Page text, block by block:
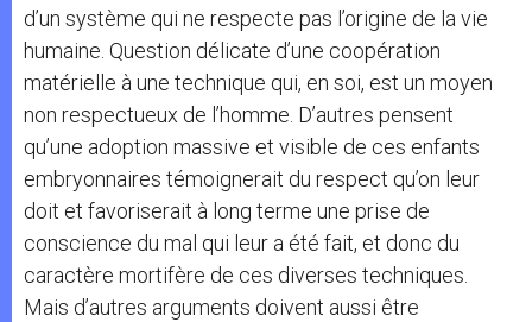
d’un système qui ne respecte pas l’origine de la vie
humaine. Question délicate d’une coopération
matérielle à une technique qui, en soi, est un moyen
non respectueux de l’homme. D’autres pensent
qu’une adoption massive et visible de ces enfants
embryonnaires témoignerait du respect qu’on leur
doit et favoriserait à long terme une prise de
conscience du mal qui leur a été fait, et donc du
caractère mortifère de ces diverses techniques.
Mais d’autres arguments doivent aussi être